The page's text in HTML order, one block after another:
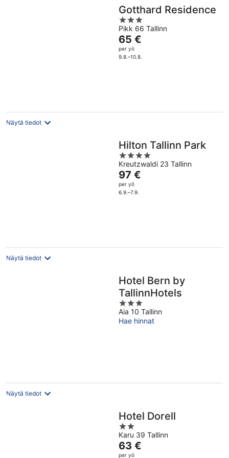
Gotthard Residence
3
out
of
5
Pikk 66 Tallinn
Hinta
on
65 €
65 €
per yö
9.8.–10.8.
Näytä tiedot
Hilton Tallinn Park
4
out
of
5
Kreutzwaldi 23 Tallinn
Hinta
on
97 €
97 €
per yö
6.9.–7.9.
Näytä tiedot
Hotel Bern by
TallinnHotels
3
out
of
Aia 10 Tallinn
Hae hinnat
Näytä tiedot
Hotel Dorell
2
out
of
Karu 39 Tallinn
Hinta
on
63 €
per yö